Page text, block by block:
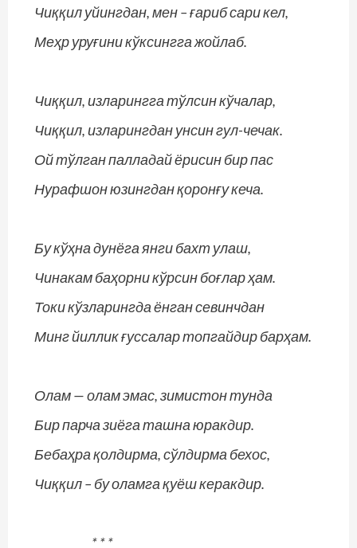
Чиққил уйингдан, мен – ғариб сари кел,
Меҳр уруғини кўксингга жойлаб.
Чиққил, изларингга тўлсин кўчалар,
Чиққил, изларингдан унсин гул-чечак.
Ой тўлган палладай ёрисин бир пас
Нурафшон юзингдан қоронғу кеча.
Бу кўҳна дунёга янги бахт улаш,
Чинакам баҳорни кўрсин боғлар ҳам.
Токи кўзларингда ёнган севинчдан
Минг йиллик ғуссалар топгайдир барҳам.
Олам — олам эмас, зимистон тунда
Бир парча зиёга ташна юракдир.
Бебаҳра қолдирма, сўлдирма бехос,
Чиққил – бу оламга қуёш керакдир.
* * *